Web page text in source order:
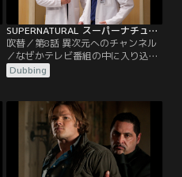
SUPERNATURAL スーパーナチュラル シーズン5 第08話／吹替
吹替／第8話 異次元へのチャンネル
／なぜかテレビ番組の中に入り込ん
でしまったサムとディーン。二人
は、医療ドラマの中で医者になって
り、お笑い番組でコントまでしてい
るのだ。自分たちの身に何が起きて
いるのかが分からず戸惑う二人の前
に、突然カスティエルが現れる。彼
は、この世界から早く抜け出さない
と恐ろしいことが起きると…。
Dubbing